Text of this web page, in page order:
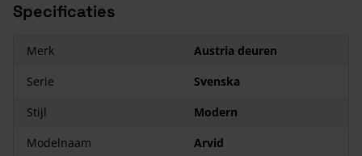
Zowel verkrijgbaar in stomp- als opdek uitvoering;
Specificaties
Merk
Austria deuren
Serie
Svenska
Stijl
Modern
Modelnaam
Arvid